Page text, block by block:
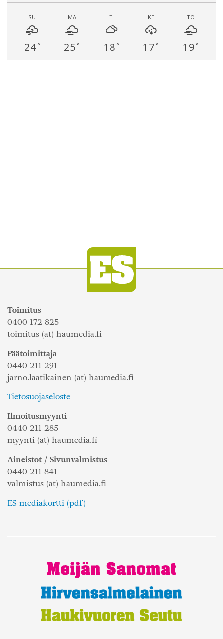
SU
24°
MA
25 °
TI
18 °
KE
17 °
TO
19 °
Toimitus
0400 172 825
toimitus (at) haumedia.fi
Päätoimittaja
0440 211 291
jarno.laatikainen (at) haumedia.fi
Tietosuojaseloste
Ilmoitusmyynti
0440 211 285
myynti (at) haumedia.fi
Aineistot / Sivunvalmistus
0440 211 841
valmistus (at) haumedia.fi
ES mediakortti (pdf)